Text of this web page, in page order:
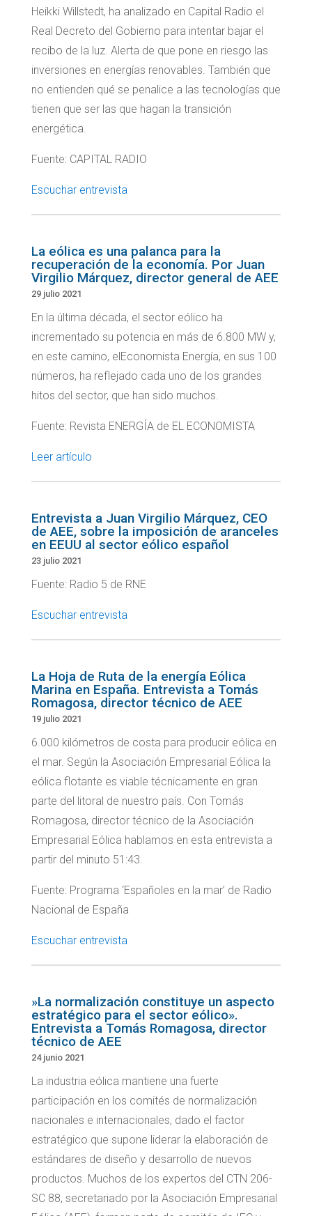
Heikki Willstedt, ha analizado en Capital Radio el
Real Decreto del Gobierno para intentar bajar el
recibo de la luz. Alerta de que pone en riesgo las
inversiones en energías renovables. También que
no entienden qué se penalice a las tecnologías que
tienen que ser las que hagan la transición
energética.
Fuente: CAPITAL RADIO
Escuchar entrevista
La eólica es una palanca para la
recuperación de la economía. Por Juan
Virgilio Márquez, director general de AEE
29 julio 2021
En la última década, el sector eólico ha
incrementado su potencia en más de 6.800 MW y,
en este camino, elEconomista Energía, en sus 100
números, ha reflejado cada uno de los grandes
hitos del sector, que han sido muchos.
Fuente: Revista ENERGÍA de EL ECONOMISTA
Leer artículo
Entrevista a Juan Virgilio Márquez, CEO
de AEE, sobre la imposición de aranceles
en EEUU al sector eólico español
23 julio 2021
Fuente: Radio 5 de RNE
Escuchar entrevista
La Hoja de Ruta de la energía Eólica
Marina en España. Entrevista a Tomás
Romagosa, director técnico de AEE
19 julio 2021
6.000 kilómetros de costa para producir eólica en
el mar. Según la Asociación Empresarial Eólica la
eólica flotante es viable técnicamente en gran
parte del litoral de nuestro país. Con Tomás
Romagosa, director técnico de la Asociación
Empresarial Eólica hablamos en esta entrevista a
partir del minuto 51:43.
Fuente: Programa ‘Españoles en la mar’ de Radio
Nacional de España
Escuchar entrevista
»La normalización constituye un aspecto
estratégico para el sector eólico».
Entrevista a Tomás Romagosa, director
técnico de AEE
24 junio 2021
La industria eólica mantiene una fuerte
participación en los comités de normalización
nacionales e internacionales, dado el factor
estratégico que supone liderar la elaboración de
estándares de diseño y desarrollo de nuevos
productos. Muchos de los expertos del CTN 206-
SC 88, secretariado por la Asociación Empresarial